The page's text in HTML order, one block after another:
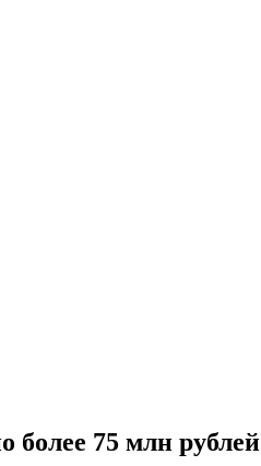
75 млн рублей